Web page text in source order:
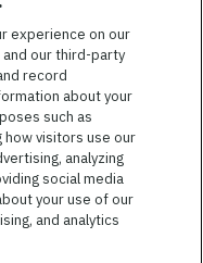
d’ancien
problèmes les plus
experience on our
our third-party
record
about your
such as
visitors use our
analyzing
social media
your use of our
and analytics